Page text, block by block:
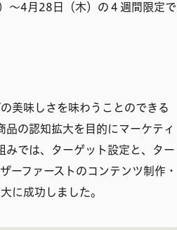
〜4月28日（木）の４週間限定で
美味しさを味わうことのできる
の認知拡大を目的にマーケティ
では、ターゲット設定と、ター
ーファーストのコンテンツ制作・
に成功しました。